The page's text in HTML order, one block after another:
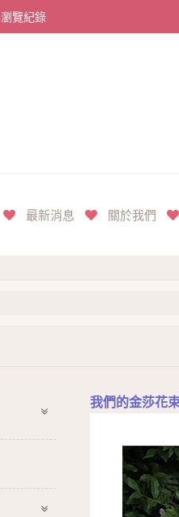
瀏覽紀錄
最新消息 關於我們
我們的金莎花